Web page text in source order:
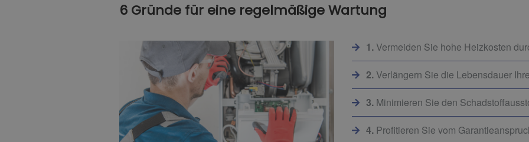
6 Gründe für eine regelmäßige Wartung
1.Vermeiden Sie hohe Heizkosten
2.Verlängern Sie die Lebensdauer
3.Minimieren Sie den
4.Profitieren Sie vom